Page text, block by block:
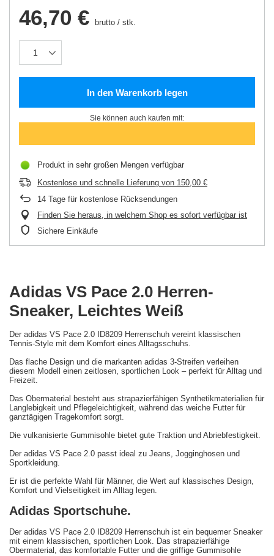
46,70 € brutto / stk.
In den Warenkorb legen
Sie können auch kaufen mit:
Produkt in sehr großen Mengen verfügbar
Kostenlose und schnelle Lieferung von 150,00 €
14 Tage für kostenlose Rücksendungen
Finden Sie heraus, in welchem Shop es sofort verfügbar ist
Sichere Einkäufe
Adidas VS Pace 2.0 Herren-
Sneaker, Leichtes Weiß
Der adidas VS Pace 2.0 ID8209 Herrenschuh vereint klassischen
Tennis-Style mit dem Komfort eines Alltagsschuhs.
Das flache Design und die markanten adidas 3-Streifen verleihen
diesem Modell einen zeitlosen, sportlichen Look – perfekt für Alltag und
Freizeit.
Das Obermaterial besteht aus strapazierfähigen Synthetikmaterialien für
Langlebigkeit und Pflegeleichtigkeit, während das weiche Futter für
ganztägigen Tragekomfort sorgt.
Die vulkanisierte Gummisohle bietet gute Traktion und Abriebfestigkeit.
Der adidas VS Pace 2.0 passt ideal zu Jeans, Jogginghosen und
Sportkleidung.
Er ist die perfekte Wahl für Männer, die Wert auf klassisches Design,
Komfort und Vielseitigkeit im Alltag legen.
Adidas Sportschuhe.
Der adidas VS Pace 2.0 ID8209 Herrenschuh ist ein bequemer Sneaker
mit einem klassischen, sportlichen Look. Das strapazierfähige
Obermaterial, das komfortable Futter und die griffige Gummisohle